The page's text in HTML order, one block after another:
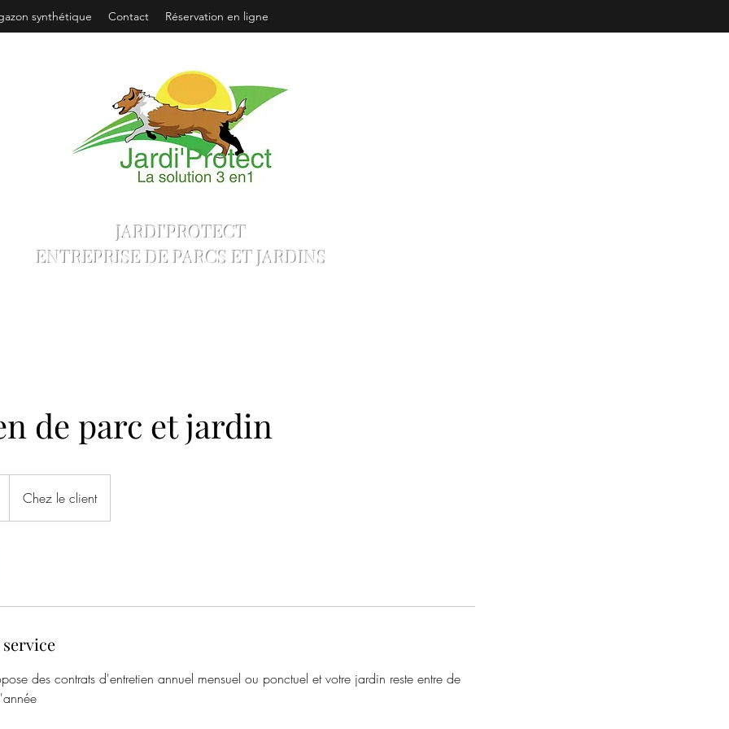
synthétique Contact Réservation en ligne
JARDI'PROTECT
ENTREPRISE DE PARCS ET JARDINS
de parc et jardin
Chez le client
des contrats d'entretien annuel mensuel ou ponctuel et votre jardin reste entre de